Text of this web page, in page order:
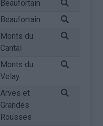
Beaufortain
Beaufortain
Monts du
Cantal
Monts du
Velay
Arves et
Grandes
Rousses